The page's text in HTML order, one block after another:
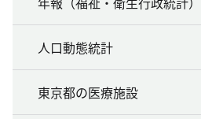
人口動態統計
東京都の医療施設